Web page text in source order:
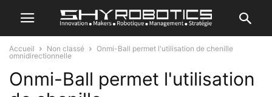
Accueil Non classé
Onmi-Ball permet l'utilisation de chenille
omnidirectionnelle
Onmi-Ball permet l'utilisation